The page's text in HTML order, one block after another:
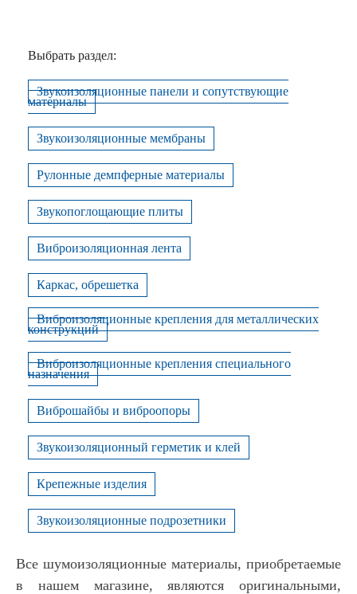
Выбрать раздел:
Звукоизоляционные панели и сопутствующие
материалы
Звукоизоляционные мембраны
Рулонные демпферные материалы
Звукопоглощающие плиты
Виброизоляционная лента
Каркас, обрешетка
Виброизоляционные крепления для металлических
конструкций
Виброизоляционные крепления специального
назначения
Виброшайбы и виброопоры
Звукоизоляционный герметик и клей
Крепежные изделия
Звукоизоляционные подрозетники
Все шумоизоляционные материалы, приобретаемые
в нашем магазине, являются оригинальными,